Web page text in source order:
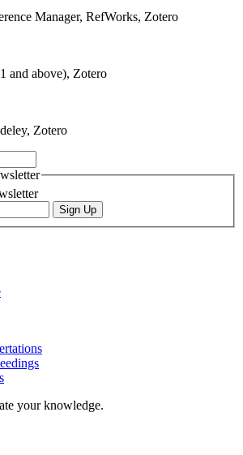
Manager, RefWorks, Zotero
and above), Zotero
Zotero
your knowledge.